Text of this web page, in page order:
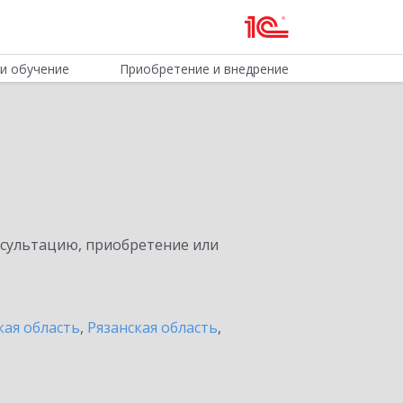
обучение Приобретение и внедрение
приобретение или
область, Рязанская область,